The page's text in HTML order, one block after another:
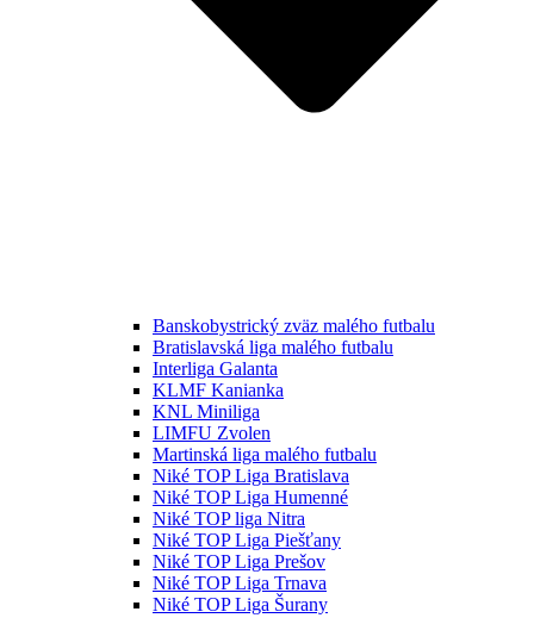
Banskobystrický zväz malého futbalu
Bratislavská liga malého futbalu
Interliga Galanta
KLMF Kanianka
KNL Miniliga
LIMFU Zvolen
Martinská liga malého futbalu
Niké TOP Liga Bratislava
Niké TOP Liga Humenné
Niké TOP liga Nitra
Niké TOP Liga Piešťany
Niké TOP Liga Prešov
Niké TOP Liga Trnava
Niké TOP Liga Šurany